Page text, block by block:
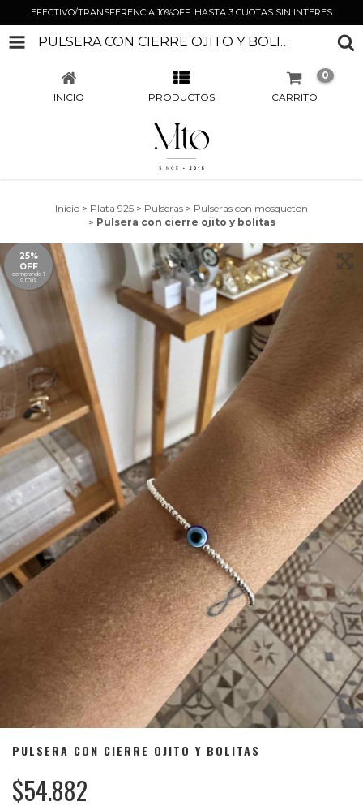
EFECTIVO/TRANSFERENCIA 10%OFF. HASTA 3 CUOTAS SIN INTERES
PULSERA CON CIERRE OJITO Y BOLITAS
INICIO PRODUCTOS CARRITO
0
Inicio > Plata 925 > Pulseras > Pulseras con mosqueton
> Pulsera con cierre ojito y bolitas
25%
OFF
comprando 1
o más
PULSERA CON CIERRE OJITO Y BOLITAS
$54.882